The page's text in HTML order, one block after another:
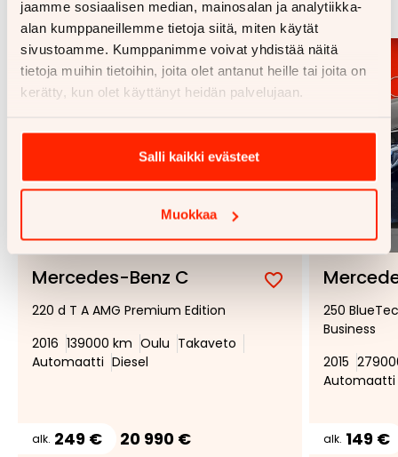
jaamme sosiaalisen median, mainosalan ja analytiikka-
alan kumppaneillemme tietoja siitä, miten käytät
sivustoamme. Kumppanimme voivat yhdistää näitä
tietoja muihin tietoihin, joita olet antanut heille tai joita on
kerätty, kun olet käyttänyt heidän palvelujaan.
Salli kaikki evästeet
Muokkaa
Mercedes-Benz C
Lisää
suosikiksi
Poista
suosikeista
220 d T A AMG Premium Edition
2016 139000 km Oulu Takaveto
Automaatti Diesel
alk. 249 € 20 990 €
250
Business
2015
Automaatti
alk. 149 €